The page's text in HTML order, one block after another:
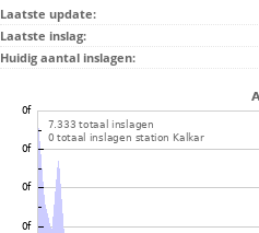
Laatste update:
Laatste inslag:
Huidig aantal inslagen: